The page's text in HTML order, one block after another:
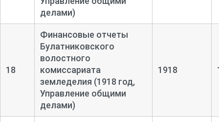
делами)
18
Финансовые отчеты
Булатниковского
волостного
комиссариата
земледелия (1918 год,
Управление общими
делами)
1918